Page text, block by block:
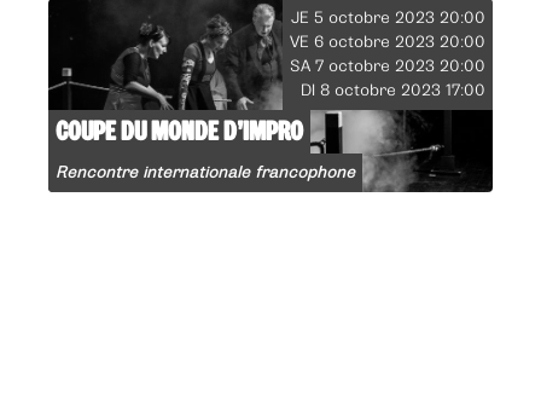
JE 5 octobre 2023 20:00
VE 6 octobre 2023 20:00
SA 7 octobre 2023 20:00
DI 8 octobre 2023 17:00
COUPE DU MONDE D’IMPRO
Rencontre internationale francophone